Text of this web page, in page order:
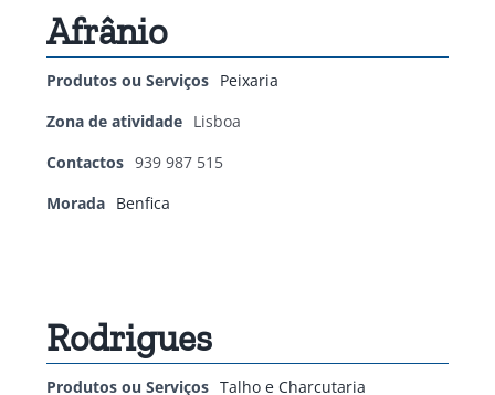
Afrânio
Produtos ou Serviços Peixaria
Zona de atividade Lisboa
Contactos 939 987 515
Morada Benfica
Rodrigues
Produtos ou Serviços Talho e Charcutaria